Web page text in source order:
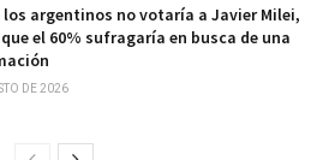
los argentinos no votaría a Javier Milei,
el 60% sufragaría en busca de una
DE 2026